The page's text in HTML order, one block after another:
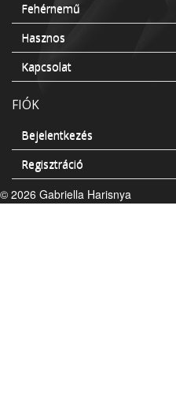
Fehérnemű
Hasznos
Kapcsolat
FIÓK
Bejelentkezés
Regisztráció
© 2026 Gabriella Harisnya